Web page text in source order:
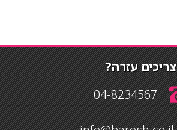
צריכים עזרה?
04-8234567